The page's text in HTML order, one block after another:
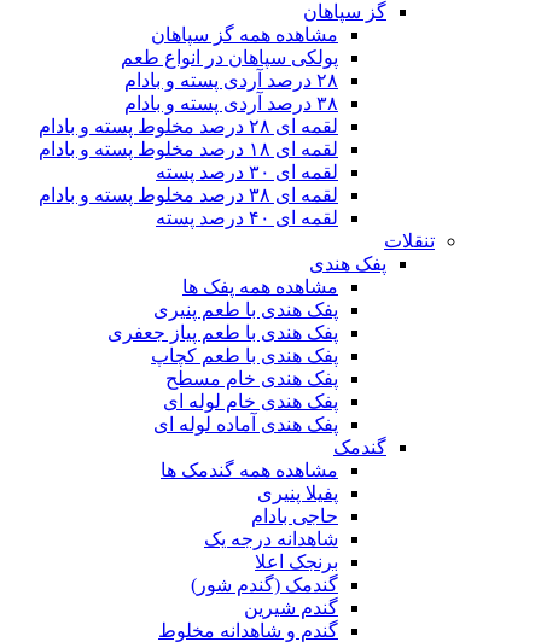
گز سپاهان
مشاهده همه گز سپاهان
پولکی سپاهان در انواع طعم
۲۸ درصد آردی پسته و بادام
۳۸ درصد آردی پسته و بادام
لقمه ای ۲۸ درصد مخلوط پسته و بادام
لقمه ای ۱۸ درصد مخلوط پسته و بادام
لقمه ای ۳۰ درصد پسته
لقمه ای ۳۸ درصد مخلوط پسته و بادام
لقمه ای ۴۰ درصد پسته
تنقلات
پفک هندی
مشاهده همه پفک ها
پفک هندی با طعم پنیری
پفک هندی با طعم پیاز جعفری
پفک هندی با طعم کچاپ
پفک هندی خام مسطح
پفک هندی خام لوله ای
پفک هندی آماده لوله ای
گندمک
مشاهده همه گندمک ها
پفیلا پنیری
حاجی بادام
شاهدانه درجه یک
برنجک اعلا
گندمک (گندم شور)
گندم شیرین
گندم و شاهدانه مخلوط